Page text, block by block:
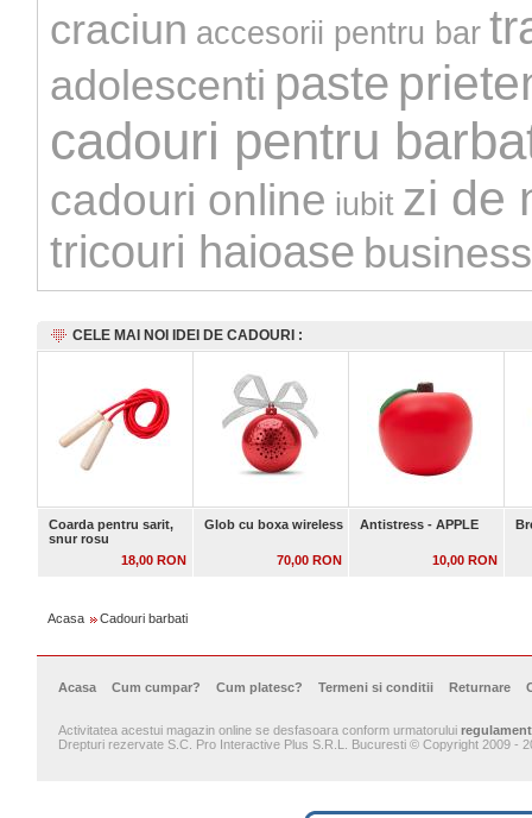
craciun accesorii pentru bar
adolescenti paste
cadouri pentru
cadouri online iubit zi de
tricouri haioase business
CELE MAI NOI IDEI DE CADOURI :
Coarda pentru sarit,
snur rosu
18,00 RON
Glob cu boxa wireless
70,00 RON
Antistress - APPLE
10,00 RON
Acasa Cadouri barbati
Acasa Cum cumpar? Cum platesc? Termeni si conditii Returnare
Activitatea acestui magazin online se desfasoara conform urmatorului regulament
Drepturi rezervate S.C. Pro Interactive Plus S.R.L. Bucuresti © Copyright 2009 -